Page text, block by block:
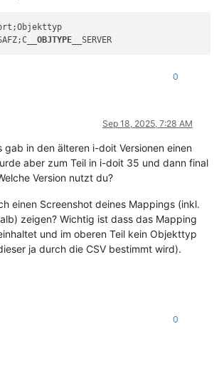
__OBJTYPE__
0
Sep 18, 2025, 7:28 AM
gab in den älteren i-doit Versionen einen
aber zum Teil in i-doit 35 und dann final
Version nutzt du?
einen Screenshot deines Mappings (inkl.
zeigen? Wichtig ist dass das Mapping
und im oberen Teil kein Objekttyp
ja durch die CSV bestimmt wird).
0